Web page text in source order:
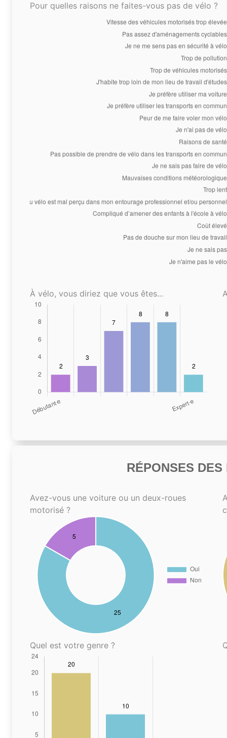
Pour quelles raisons ne faites-vous pas de vélo ?
À vélo, vous diriez que vous êtes...
RÉPONSES
Avez-vous une voiture ou un deux-roues
motorisé ?
Quel est votre genre ?